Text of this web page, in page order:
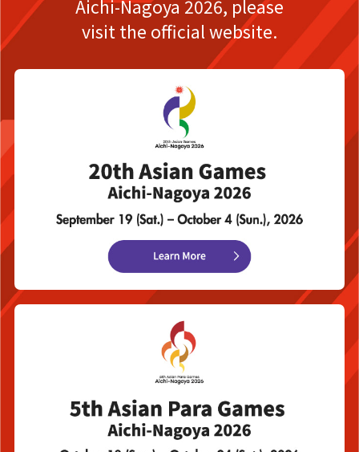
Aichi-Nagoya 2026, please
visit the official website.